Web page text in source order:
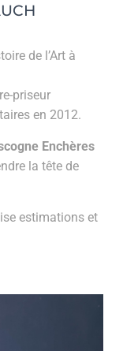
de l’Art à
priseur
en 2012.
Enchères
la tête de
estimations et